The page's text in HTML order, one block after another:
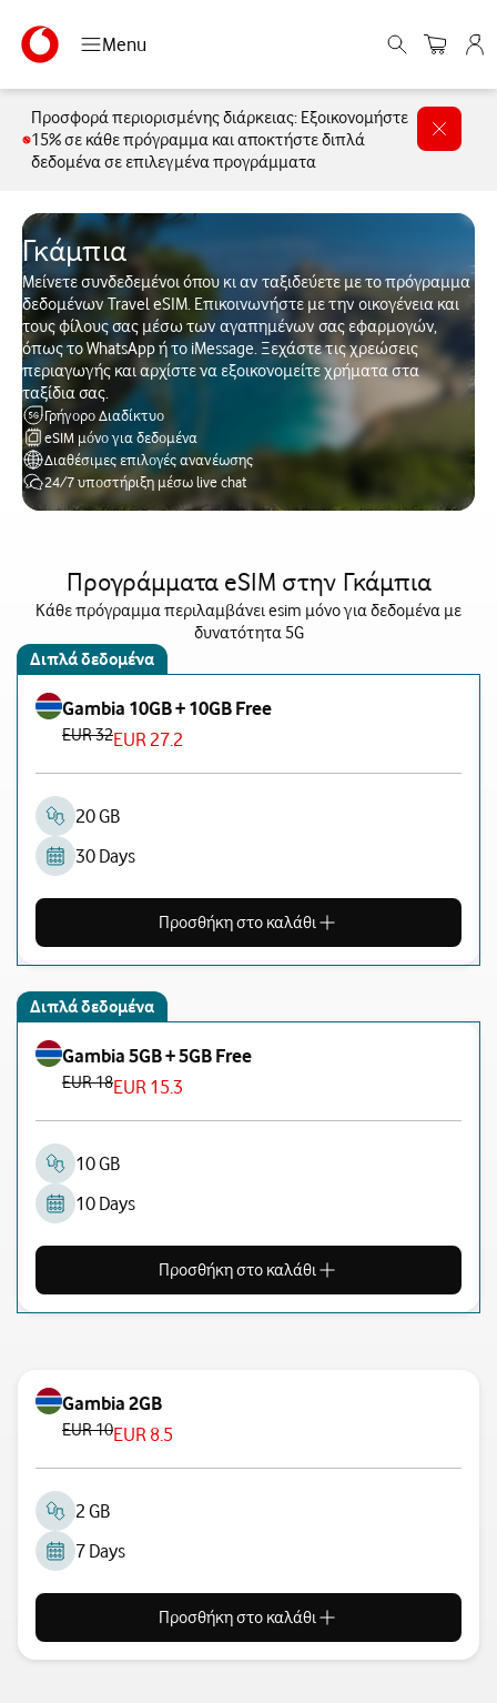
Menu
Προσφορά περιορισμένης διάρκειας: Εξοικονομήστε
15% σε κάθε πρόγραμμα και αποκτήστε διπλά
δεδομένα σε επιλεγμένα προγράμματα
Γκάμπια
Μείνετε συνδεδεμένοι όπου κι αν ταξιδεύετε με το πρόγραμμα
δεδομένων Travel eSIM. Επικοινωνήστε με την οικογένεια και
τους φίλους σας μέσω των αγαπημένων σας εφαρμογών,
όπως το WhatsApp ή το iMessage. Ξεχάστε τις χρεώσεις
περιαγωγής και αρχίστε να εξοικονομείτε χρήματα στα
ταξίδια σας.
Γρήγορο Διαδίκτυο
eSIM μόνο για δεδομένα
Διαθέσιμες επιλογές ανανέωσης
24/7 υποστήριξη μέσω live chat
Προγράμματα eSIM στην Γκάμπια
Κάθε πρόγραμμα περιλαμβάνει esim μόνο για δεδομένα με
δυνατότητα 5G
Διπλά δεδομένα
Gambia 10GB + 10GB Free
EUR 32EUR 27.2
20 GB
30 Days
Προσθήκη στο καλάθι
Διπλά δεδομένα
Gambia 5GB + 5GB Free
EUR 18EUR 15.3
10 GB
10 Days
Προσθήκη στο καλάθι
Gambia 2GB
EUR 10EUR 8.5
2 GB
7 Days
Προσθήκη στο καλάθι